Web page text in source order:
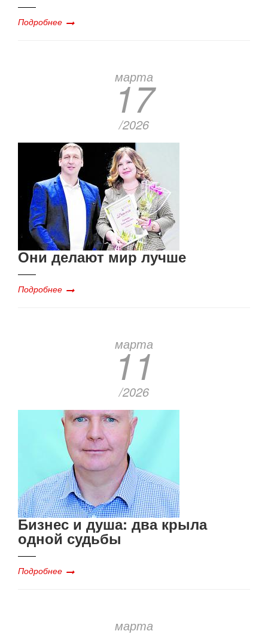
Подробнее
марта
17
/2026
Они делают мир лучше
Подробнее
марта
11
/2026
Бизнес и душа: два крыла
одной судьбы
Подробнее
марта